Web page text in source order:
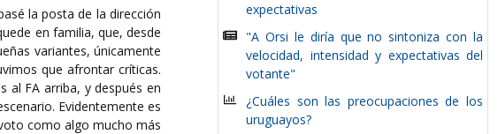
la posta de la dirección
en familia, que, desde
variantes, únicamente
que afrontar críticas.
al FA arriba, y después en
Evidentemente es
como algo mucho más
expectativas
"A Orsi le diría que no sintoniza con la
velocidad, intensidad y expectativas del
votante"
¿Cuáles son las preocupaciones de los
uruguayos?